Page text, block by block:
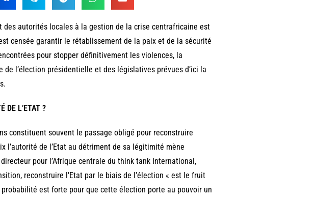
autorités locales à la gestion de la crise centrafricaine est
censée garantir le rétablissement de la paix et de la sécurité
pour stopper définitivement les violences, la
l’élection présidentielle et des législatives prévues d’ici la
DE L’ETAT ?
constituent souvent le passage obligé pour reconstruire
l’autorité de l’Etat au détriment de sa légitimité mène
pour l’Afrique centrale du think tank International,
reconstruire l’Etat par le biais de l’élection « est le fruit
est forte pour que cette élection porte au pouvoir un